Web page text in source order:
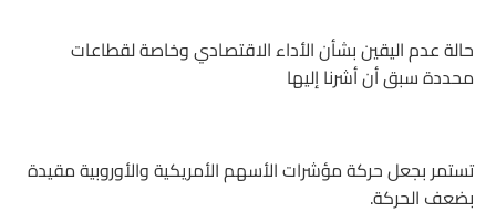
حالة عدم اليقين بشأن الأداء الاقتصادي وخاصة لقطاعات
محددة سبق أن أشرنا إليها
تستمر بجعل حركة مؤشرات الأسهم الأمريكية والأوروبية مقيدة
بضعف الحركة.